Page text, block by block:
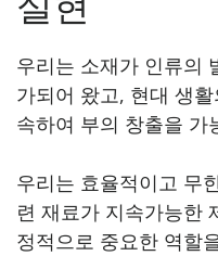
우리는 소재가 인류의
가되어 왔고, 현대 생
속하여 부의 창출을 가
우리는 효율적이고 무
련 재료가 지속가능한
정적으로 중요한 역할